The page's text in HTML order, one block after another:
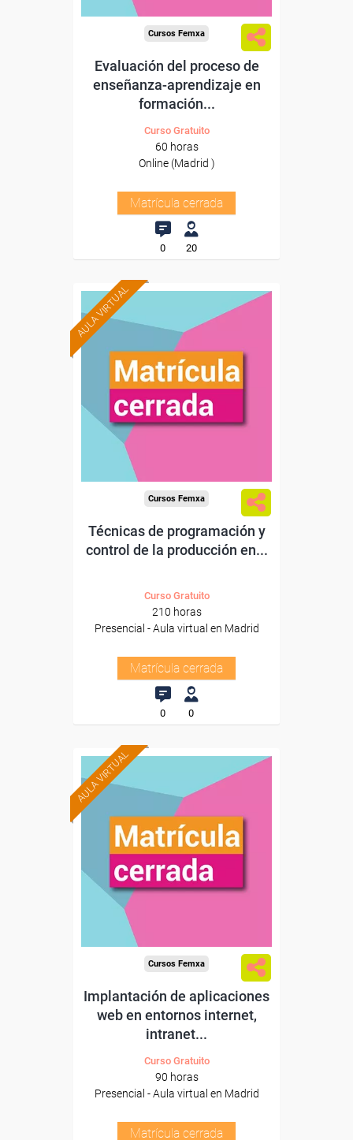
Cursos Femxa
Evaluación del proceso de
enseñanza-aprendizaje en
formación...
Curso Gratuito
60 horas
Online (Madrid )
Matrícula cerrada
0 20
AULA VIRTUAL
Cursos Femxa
Técnicas de programación y
control de la producción en...
Curso Gratuito
210 horas
Presencial - Aula virtual en Madrid
Matrícula cerrada
0 0
AULA VIRTUAL
Cursos Femxa
Implantación de aplicaciones
web en entornos internet,
intranet...
Curso Gratuito
90 horas
Presencial - Aula virtual en Madrid
Matrícula cerrada